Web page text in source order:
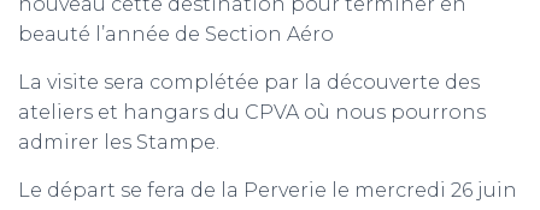
beauté l’année de Section Aéro
La visite sera complétée par la découverte des
ateliers et hangars du CPVA où nous pourrons
admirer les Stampe.
Le départ se fera de la Perverie le mercredi 26 juin